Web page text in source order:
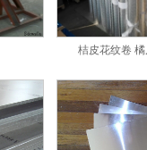
桔皮花纹卷